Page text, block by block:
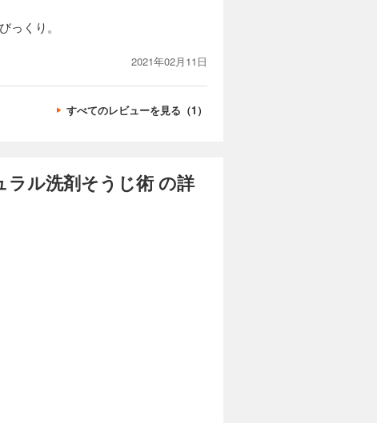
くり。
2021年02月11日
すべてのレビューを見る（1）
ル洗剤そうじ術 の詳